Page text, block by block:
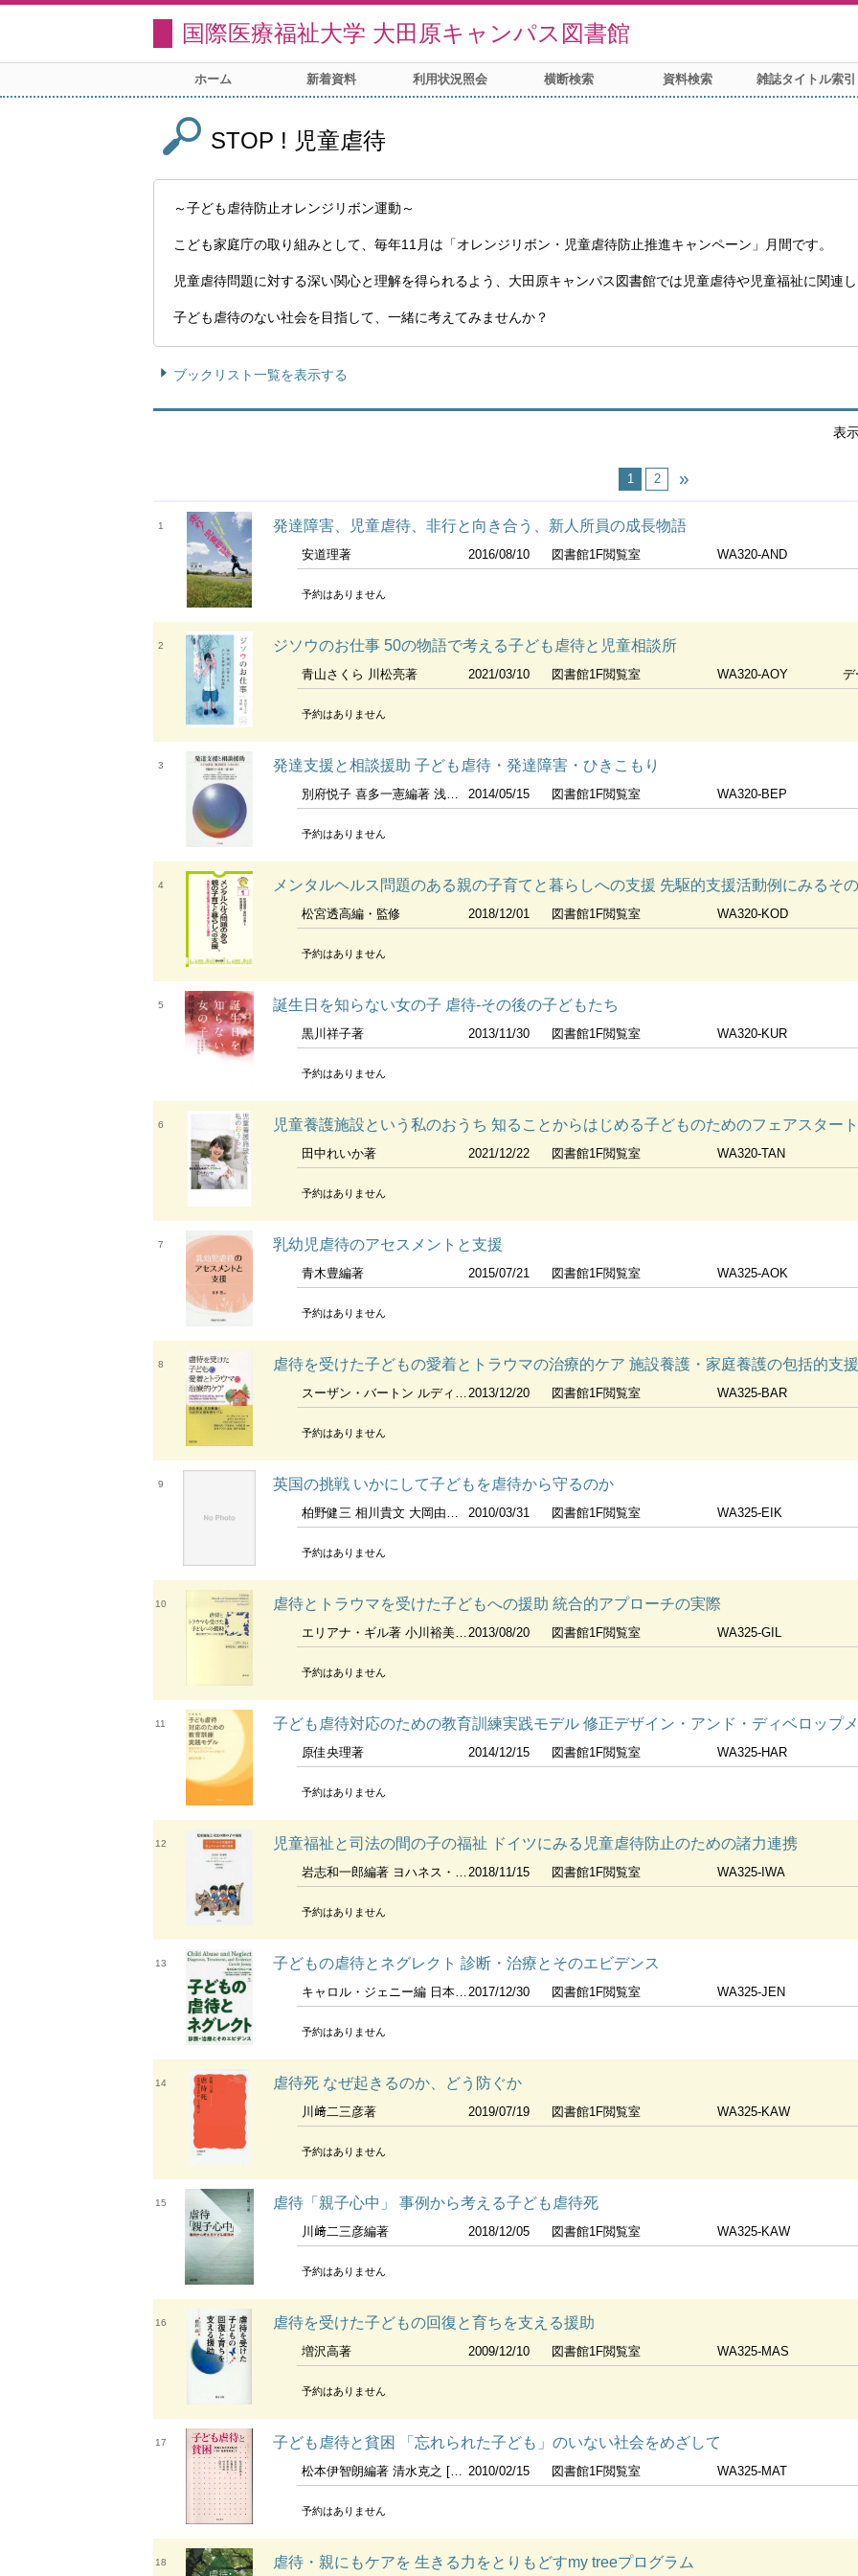
国際医療福祉大学 大田原キャンパス図書館
ホーム 新着資料 利用状況照会 横断検索 資料検索 雑誌タイトル索引
STOP ! 児童虐待
～子ども虐待防止オレンジリボン運動～
こども家庭庁の取り組みとして、毎年11月は「オレンジリボン・児童虐待防止推進キャンペーン」月間です。
児童虐待問題に対する深い関心と理解を得られるよう、大田原キャンパス図書館では児童虐待や児童福祉に関連し
子ども虐待のない社会を目指して、一緒に考えてみませんか？
ブックリスト一覧を表示する
表
1 2
1 発達障害、児童虐待、非行と向き合う、新人所員の成長物語
安道理著 2016/08/10 図書館1F閲覧室 WA320-AND
予約はありません
2 ジソウのお仕事 50の物語で考える子ども虐待と児童相談所
青山さくら 川松亮著 2021/03/10 図書館1F閲覧室 WA320-AOY デ
予約はありません
3 発達支援と相談援助 子ども虐待・発達障害・ひきこもり
別府悦子 喜多一憲編著 浅野俊和 加藤義信 [ほか] 執筆 2014/05/15 図書館1F閲覧室 WA320-BEP
予約はありません
4 メンタルヘルス問題のある親の子育てと暮らしへの支援 先駆的支援活動例にみるそ
松宮透高編・監修 2018/12/01 図書館1F閲覧室 WA320-KOD
予約はありません
5 誕生日を知らない女の子 虐待-その後の子どもたち
黒川祥子著 2013/11/30 図書館1F閲覧室 WA320-KUR
予約はありません
6 児童養護施設という私のおうち 知ることからはじめる子どものためのフェアスタート
田中れいか著 2021/12/22 図書館1F閲覧室 WA320-TAN
予約はありません
7 乳幼児虐待のアセスメントと支援
青木豊編著 2015/07/21 図書館1F閲覧室 WA325-AOK
予約はありません
8 虐待を受けた子どもの愛着とトラウマの治療的ケア 施設養護・家庭養護の包括的支
スーザン・バートン ルディ・ゴンザレス パトリック・トムリンソン著 2013/12/20 図書館1F閲覧室 WA325-BAR
予約はありません
9 英国の挑戦 いかにして子どもを虐待から守るのか
柏野健三 相川貴文 大岡由佳 才村眞理 杉本正 野口晴利 渡辺嘉久訳 2010/03/31 図書館1F閲覧室 WA325-EIK
予約はありません
10 虐待とトラウマを受けた子どもへの援助 統合的アプローチの実際
エリアナ・ギル著 小川裕美子 湯野貴子訳 2013/08/20 図書館1F閲覧室 WA325-GIL
予約はありません
11 子ども虐待対応のための教育訓練実践モデル 修正デザイン・アンド・ディベロップ
原佳央理著 2014/12/15 図書館1F閲覧室 WA325-HAR
予約はありません
12 児童福祉と司法の間の子の福祉 ドイツにみる児童虐待防止のための諸力連携
岩志和一郎編著 ヨハネス・ミュンダー [ほか] 著 2018/11/15 図書館1F閲覧室 WA325-IWA
予約はありません
13 子どもの虐待とネグレクト 診断・治療とそのエビデンス
キャロル・ジェニー編 日本子ども虐待医学会 溝口史剛 白石裕子 [ほか] 監訳 2017/12/30 図書館1F閲覧室 WA325-JEN
予約はありません
14 虐待死 なぜ起きるのか、どう防ぐか
川﨑二三彦著 2019/07/19 図書館1F閲覧室 WA325-KAW
予約はありません
15 虐待「親子心中」 事例から考える子ども虐待死
川﨑二三彦編著 2018/12/05 図書館1F閲覧室 WA325-KAW
予約はありません
16 虐待を受けた子どもの回復と育ちを支える援助
増沢高著 2009/12/10 図書館1F閲覧室 WA325-MAS
予約はありません
17 子ども虐待と貧困 「忘れられた子ども」のいない社会をめざして
松本伊智朗編著 清水克之 [ほか] 著 2010/02/15 図書館1F閲覧室 WA325-MAT
予約はありません
18 虐待・親にもケアを 生きる力をとりもどすmy treeプログラム